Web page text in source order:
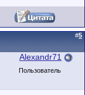
#5
Alexandr71
Пользователь